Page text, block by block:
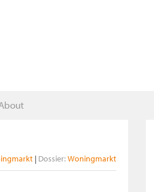
Dossier: Woningmarkt